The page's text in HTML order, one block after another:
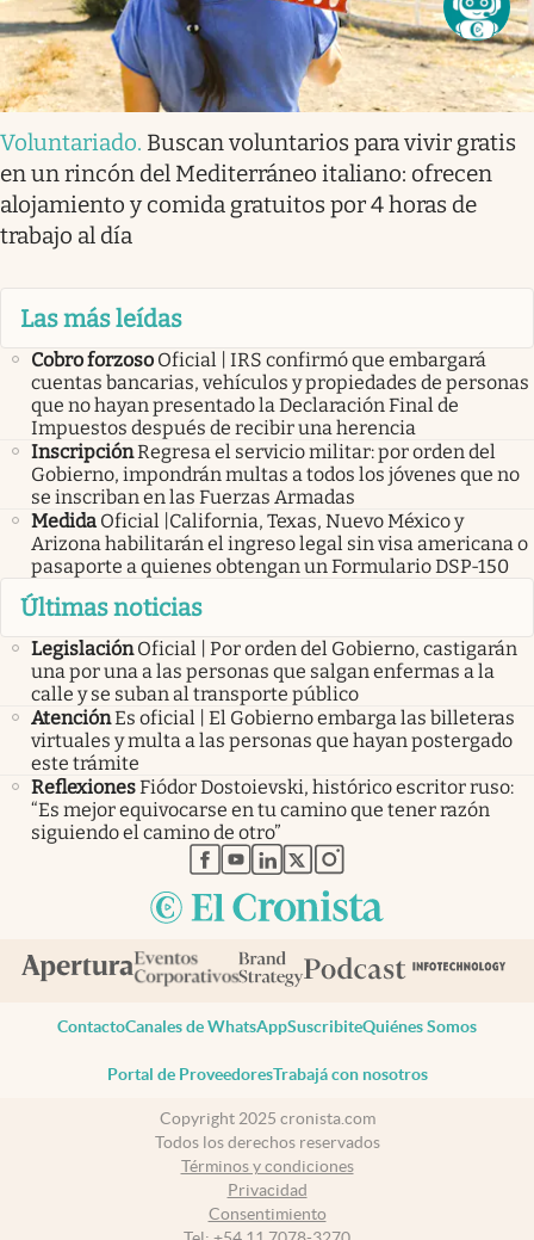
Voluntariado. Buscan voluntarios para vivir gratis
en un rincón del Mediterráneo italiano: ofrecen
alojamiento y comida gratuitos por 4 horas de
trabajo al día
Las más leídas
Cobro forzoso Oficial | IRS confirmó que embargará
cuentas bancarias, vehículos y propiedades de personas
que no hayan presentado la Declaración Final de
Impuestos después de recibir una herencia
InscripciónRegresa el servicio militar: por orden del
Gobierno, impondrán multas a todos los jóvenes que no
se inscriban en las Fuerzas Armadas
Medida Oficial |California, Texas, Nuevo México y
Arizona habilitarán el ingreso legal sin visa americana o
pasaporte a quienes obtengan un Formulario DSP-150
Últimas noticias
Legislación Oficial | Por orden del Gobierno, castigarán
una por una a las personas que salgan enfermas a la
calle y se suban al transporte público
AtenciónEs oficial | El Gobierno embarga las billeteras
virtuales y multa a las personas que hayan postergado
este trámite
ReflexionesFiódor Dostoievski, histórico escritor ruso:
“Es mejor equivocarse en tu camino que tener razón
siguiendo el camino de otro”
abre en nueva pestaña
abre en nueva pestaña
abre en nueva pestaña
abre en nueva pestaña
abre en nueva pestaña
ContactoCanales de WhatsAppSuscribiteQuiénes Somos
Portal de ProveedoresTrabajá con nosotros
Copyright 2025 cronista.com
Todos los derechos reservados
Términos y condiciones
Privacidad
Consentimiento